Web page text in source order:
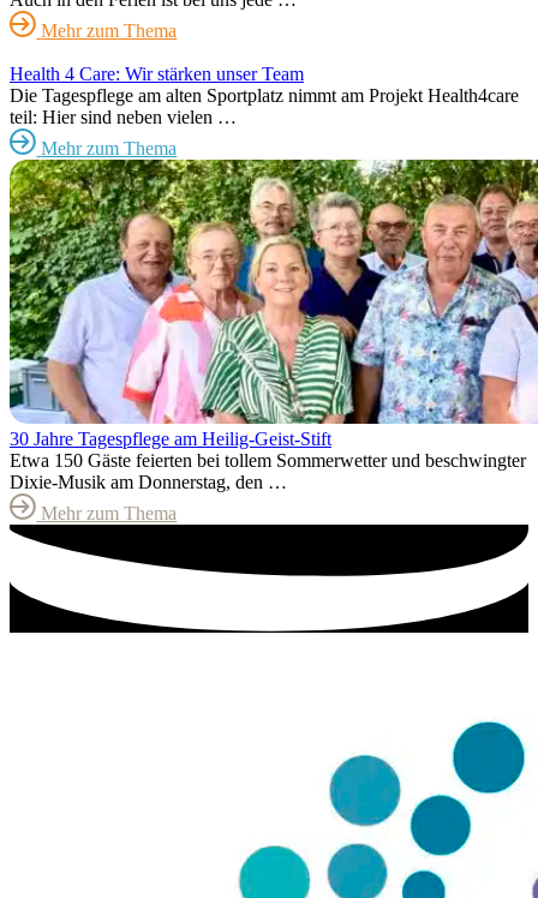
Mehr zum Thema
Health 4 Care: Wir stärken unser Team
Die Tagespflege am alten Sportplatz nimmt am Projekt Health4care
teil: Hier sind neben vielen …
Mehr zum Thema
30 Jahre Tagespflege am Heilig-Geist-Stift
Etwa 150 Gäste feierten bei tollem Sommerwetter und beschwingter
Dixie-Musik am Donnerstag, den …
Mehr zum Thema